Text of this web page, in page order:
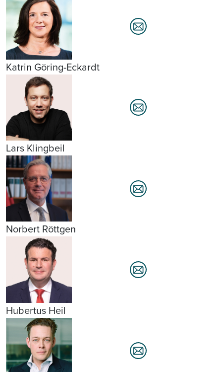
Katrin Göring-Eckardt
Lars Klingbeil
Norbert Röttgen
Hubertus Heil